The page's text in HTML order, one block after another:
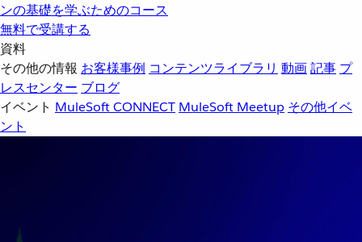
ンの基礎を学ぶためのコース
無料で受講する
資料
その他の情報 お客様事例 コンテンツライブラリ 動画記事 プ
レスセンター ブログ
イベント MuleSoft CONNECT MuleSoft Meetup その他イベ
ント